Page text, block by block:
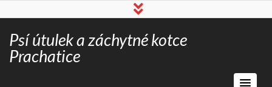
Psí útulek a záchytné kotce
Prachatice